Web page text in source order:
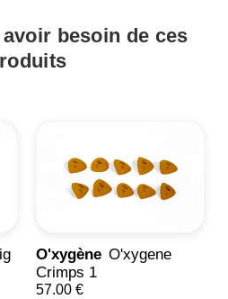
besoin de ces
O'xygène O'xygene
Crimps 1
57.00 €